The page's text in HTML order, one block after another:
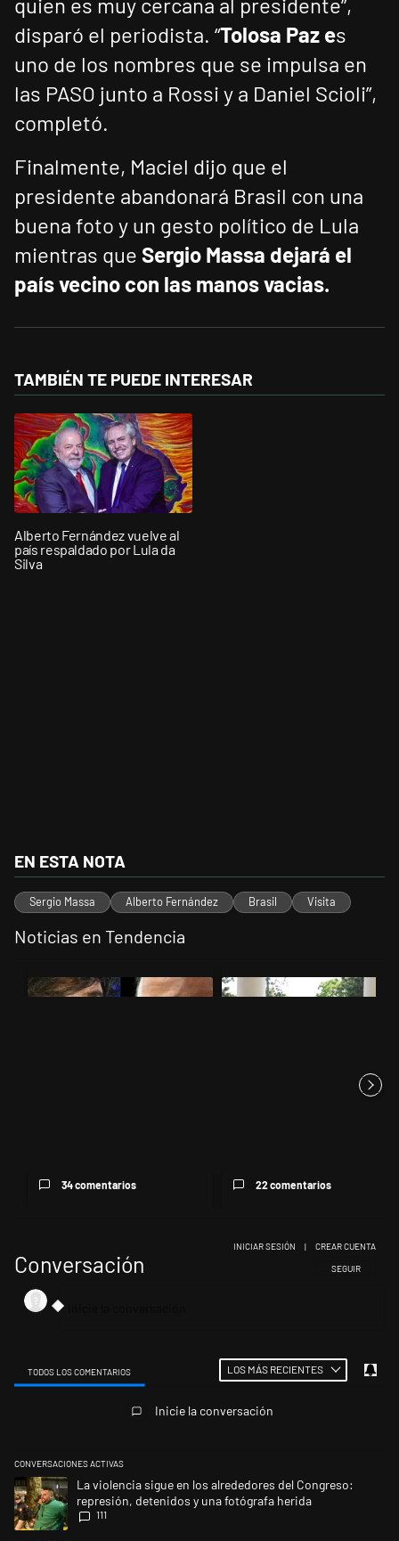
disparó el periodista. “Tolosa Paz es
uno de los nombres que se impulsa en
las PASO junto a Rossi y a Daniel Scioli”,
completó.
Finalmente, Maciel dijo que el
presidente abandonará Brasil con una
buena foto y un gesto político de Lula
mientras que Sergio Massa dejará el
país vecino con las manos vacias.
TAMBIÉN TE PUEDE INTERESAR
Alberto Fernández vuelve al
país respaldado por Lula da
Silva
EN ESTA NOTA
Sergio Massa Alberto Fernández Brasil Visita
Noticias en Tendencia
Un artículo de tendencia con el título "Tensión Lula-Milei: “Anular
34 comentarios
Un artículo de tendencia con el
22 comentarios
Conversación SIGA ESTA
SEGUIR
INICIAR SESIÓN | CREAR CUENTA
TODOS LOS COMENTARIOS LOS MÁS RECIENTES
Inicie la conversación
CONVERSACIONES ACTIVAS
Este listado muestra los artículos con más comentarios en los últimos
Un artículo de tendencia con el título "La violencia sigue en los
La violencia sigue en los alrededores del Congreso:
represión, detenidos y una fotógrafa herida
111